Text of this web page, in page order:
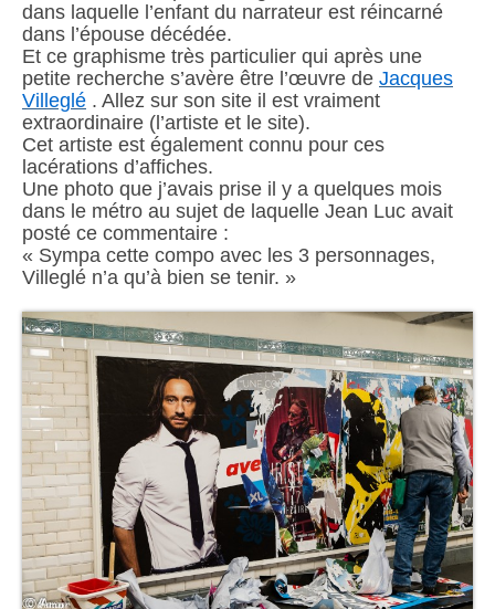
dans laquelle l’enfant du narrateur est réincarné
dans l’épouse décédée.
Et ce graphisme très particulier qui après une
petite recherche s’avère être l’œuvre de Jacques
Villeglé . Allez sur son site il est vraiment
extraordinaire (l’artiste et le site).
Cet artiste est également connu pour ces
lacérations d’affiches.
Une photo que j’avais prise il y a quelques mois
dans le métro au sujet de laquelle Jean Luc avait
posté ce commentaire :
« Sympa cette compo avec les 3 personnages,
Villeglé n’a qu’à bien se tenir. »